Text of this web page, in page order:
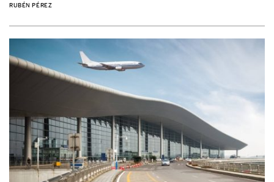
RUBÉN PÉREZ